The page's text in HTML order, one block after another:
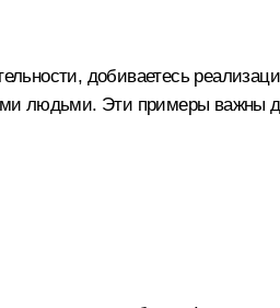
добиваетесь
людьми. Эти примеры важны